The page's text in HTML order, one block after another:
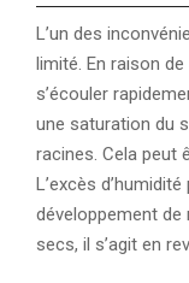
L’un des
limité. En raison
s’écouler
une saturation du
racines. Cela peut
L’excès
développement de
secs, il s’agit en